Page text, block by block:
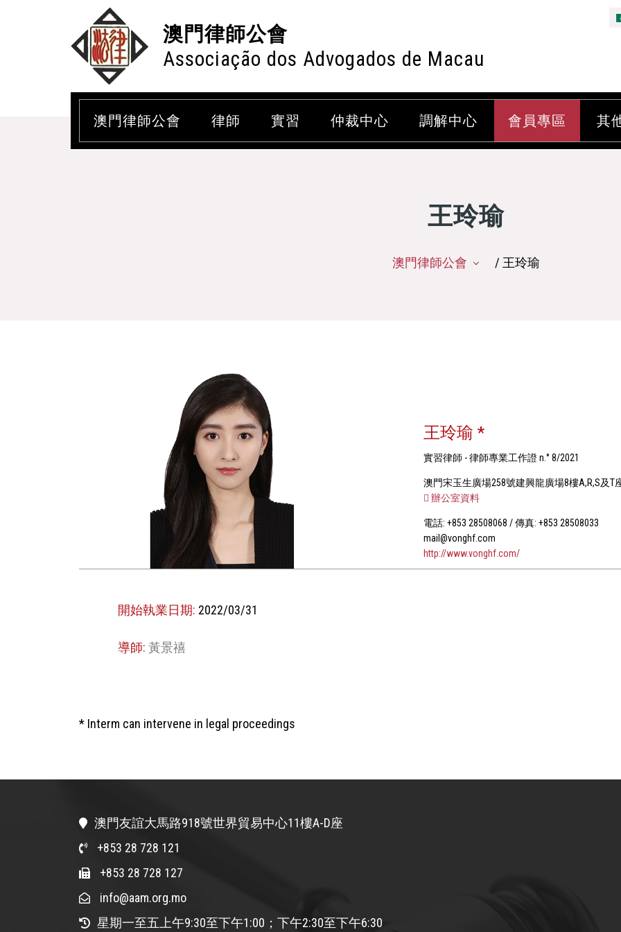
澳門律師公會
Associação dos Advogados de Macau
澳門律師公會 律師 實習 仲裁中心 調解中心 會員專區 其
王玲瑜
澳門律師公會 / 王玲瑜
王玲瑜 *
實習律師 - 律師專業工作證 n.° 8/2021
澳門宋玉生廣場258號建興龍廣場8樓A,R,S及T
辦公室資料
電話: +853 28508068 / 傳真: +853 28508033
mail@vonghf.com
http://www.vonghf.com/
開始執業日期: 2022/03/31
導師: 黃景禧
* Interm can intervene in legal proceedings
澳門友誼大馬路918號世界貿易中心11樓A-D座
+853 28 728 121
+853 28 728 127
info@aam.org.mo
星期一至五上午9:30至下午1:00；下午2:30至下午6:30